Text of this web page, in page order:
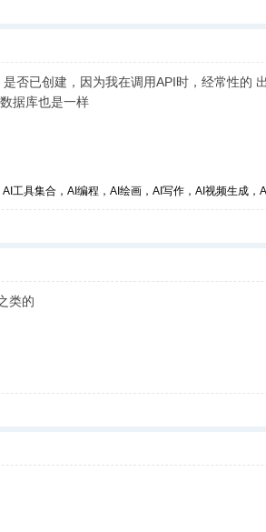
否已创建，因为我在调用API时，经常性的
据库也是一样
工具集合，AI编程，AI绘画，AI写作，AI视频生成，
类的